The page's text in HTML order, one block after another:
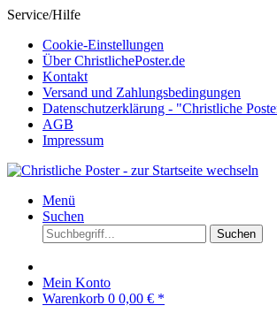
Service/Hilfe
Cookie-Einstellungen
Über ChristlichePoster.de
Kontakt
Versand und Zahlungsbedingungen
Datenschutzerklärung - "Christliche
AGB
Impressum
Menü
Suchen
Suchen
Mein Konto
Warenkorb 0 0,00 € *